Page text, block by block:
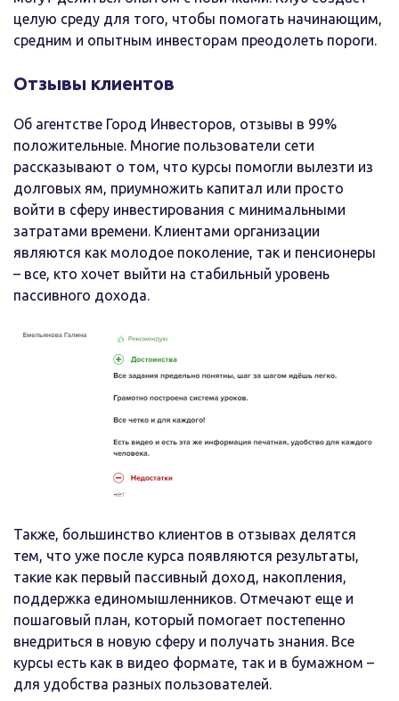
целую среду для того, чтобы помогать начинающим,
средним и опытным инвесторам преодолеть пороги.
Отзывы клиентов
Об агентстве Город Инвесторов, отзывы в 99%
положительные. Многие пользователи сети
рассказывают о том, что курсы помогли вылезти из
долговых ям, приумножить капитал или просто
войти в сферу инвестирования с минимальными
затратами времени. Клиентами организации
являются как молодое поколение, так и пенсионеры
– все, кто хочет выйти на стабильный уровень
пассивного дохода.
Также, большинство клиентов в отзывах делятся
тем, что уже после курса появляются результаты,
такие как первый пассивный доход, накопления,
поддержка единомышленников. Отмечают еще и
пошаговый план, который помогает постепенно
внедриться в новую сферу и получать знания. Все
курсы есть как в видео формате, так и в бумажном –
для удобства разных пользователей.